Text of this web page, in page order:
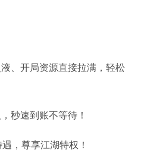
、开局资源直接拉满，轻松
秒速到账不等待！
，尊享江湖特权！